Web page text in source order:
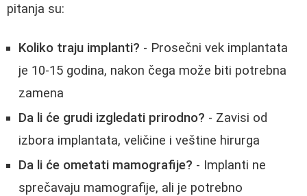
pitanja su:
Koliko traju implanti? - Prosečni vek implantata
je 10-15 godina, nakon čega može biti potrebna
zamena
Da li će grudi izgledati prirodno? - Zavisi od
izbora implantata, veličine i veštine hirurga
Da li će ometati mamografije? - Implanti ne
sprečavaju mamografije, ali je potrebno